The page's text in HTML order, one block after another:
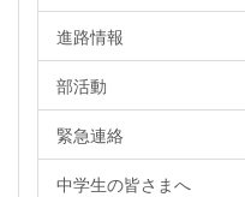
進路情報
部活動
緊急連絡
中学生の皆さまへ